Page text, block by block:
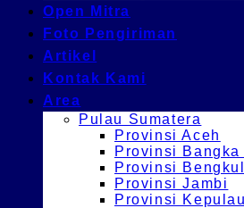
Open Mitra
Foto Pengiriman
Artikel
Kontak Kami
Area
Pulau Sumatera
Provinsi Aceh
Provinsi
Provinsi
Provinsi Jambi
Provinsi